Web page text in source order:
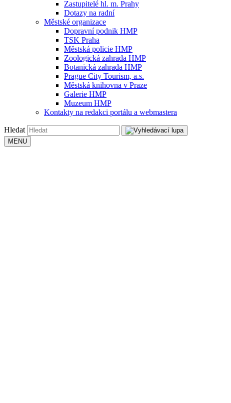
Zastupitelé hl. m. Prahy
Dotazy na radní
Městské organizace
Dopravní podnik HMP
TSK Praha
Městská policie HMP
Zoologická zahrada HMP
Botanická zahrada HMP
Prague City Tourism, a.s.
Městská knihovna v Praze
Galerie HMP
Muzeum HMP
Kontakty na redakci portálu a webmastera
Hledat
MENU